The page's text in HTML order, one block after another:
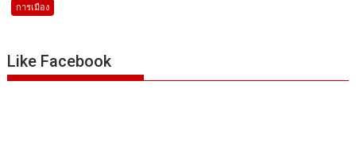
การเมือง
Like Facebook